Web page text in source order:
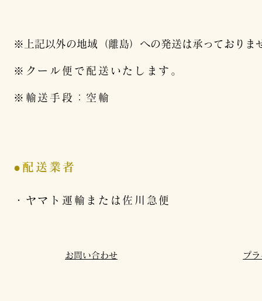
※上記以外の地域（離島）への発送は承っておりま
※クール便で配送いたします。
​※輸送手段：空輸
●配送業者
・ヤマト運輸または佐川急便
お問い合わせ プ